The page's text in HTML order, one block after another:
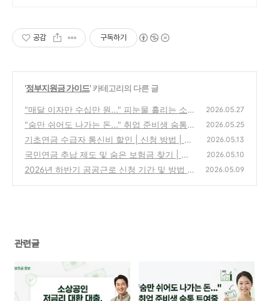
공감 구독하기
'정부지원금 가이드' 카테고리의 다른 글
"매달 이자만 수십만 원..." 피눈물 흘리는 소상
공인 살려줄 정부 저금리 대환대출 조건
(0)
2026.05.27
"숨만 쉬어도 나가는 돈..." 취업 준비생 숨통
트여줄 매달 50만원 지원금 받아가세요
2026.05.25
기초연금 수급자 통신비 할인 | 신청 방법 | 자
격 조건 확인 ✨
(0)
2026.05.13
국민연금 추납 제도 및 숨은 보험금 찾기 | 내
보험 찾아줌 | 신청 방법
(0)
2026.05.10
2026년 하반기 공공근로 신청 기간 및 방법 |
2026.05.09
관련글